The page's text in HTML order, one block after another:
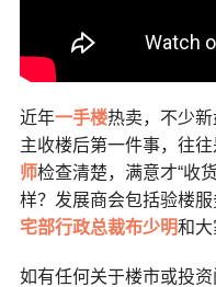
近年一手楼热卖，不少新
主收楼后第一件事，往
师检查清楚，满意才“收
样？发展商会包括验楼服
宅部行政总裁布少明和大
如有任何关于楼市或投资